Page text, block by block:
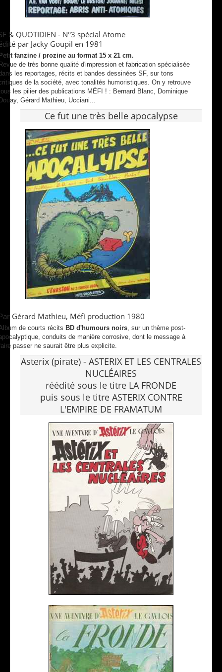
& QUOTIDIEN - N°3 spécial Atome
par Jacky Goupil en 1981
fanzine / prozine au format 15 x 21 cm.
de très bonne qualité d'impression et fabrication spécialisée
les reportages, récits et bandes dessinées SF, sur tons
de la société, avec tonalités humoristiques. On y retrouve
les pilier des publications MÉFI ! : Bernard Blanc, Dominique
Gérard Mathieu, Ucciani...
Ce fut une très belle apocalypse
Gérard Mathieu, Méfi production 1980
de courts récits BD d'humours noirs, sur un thème post-
conduits de manière corrosive, dont le message à
passer ne saurait être plus explicite.
Asterix (pirate) - ASTERIX ET LES CENTRALES
NUCLÉAIRES
réédité sous le titre LA FRONDE
puis sous le titre ASTERIX CONTRE
L'EMPIRE DE FRAMATUM